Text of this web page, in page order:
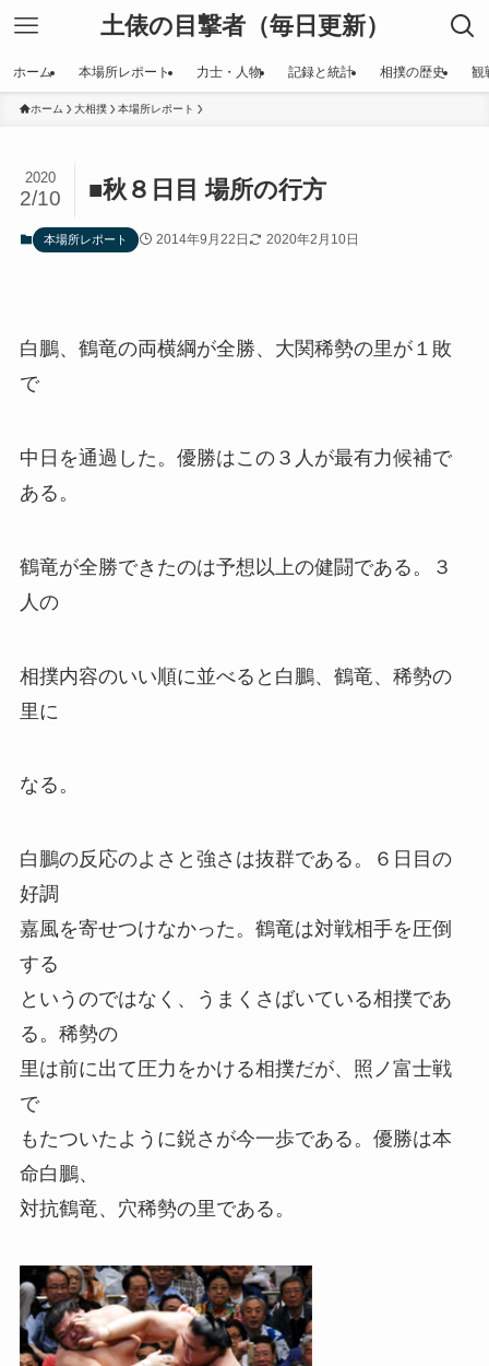
土俵の目撃者（毎日更新）
ホーム 本場所レポート 力士・人物 記録と統計 相撲の歴史 観
ホーム 大相撲 本場所レポート
■秋８日目 場所の行方
2020
2/10
本場所レポート 2014年9月22日 2020年2月10日
白鵬、鶴竜の両横綱が全勝、大関稀勢の里が１敗
で
中日を通過した。優勝はこの３人が最有力候補で
ある。
鶴竜が全勝できたのは予想以上の健闘である。３
人の
相撲内容のいい順に並べると白鵬、鶴竜、稀勢の
里に
なる。
白鵬の反応のよさと強さは抜群である。６日目の
好調
嘉風を寄せつけなかった。鶴竜は対戦相手を圧倒
する
というのではなく、うまくさばいている相撲であ
る。稀勢の
里は前に出て圧力をかける相撲だが、照ノ富士戦
で
もたついたように鋭さが今一歩である。優勝は本
命白鵬、
対抗鶴竜、穴稀勢の里である。